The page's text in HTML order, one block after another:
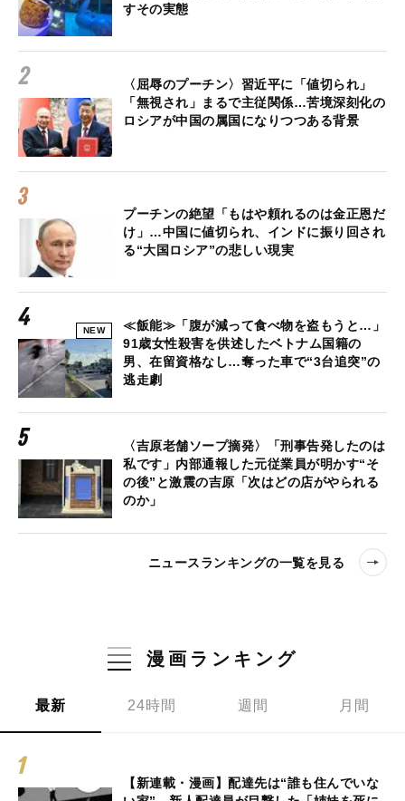
すその実態
〈屈辱のプーチン〉習近平に「値切られ」
「無視され」まるで主従関係…苦境深刻化の
ロシアが中国の属国になりつつある背景
プーチンの絶望「もはや頼れるのは金正恩だ
け」…中国に値切られ、インドに振り回され
る“大国ロシア”の悲しい現実
NEW
≪飯能≫「腹が減って食べ物を盗もうと…」
91歳女性殺害を供述したベトナム国籍の
男、在留資格なし…奪った車で“3台追突”の
逃走劇
〈吉原老舗ソープ摘発〉「刑事告発したのは
私です」内部通報した元従業員が明かす“そ
の後”と激震の吉原「次はどの店がやられる
のか」
ニュースランキングの一覧を見る
漫画ランキング
最新 24時間 週間 月間
【新連載・漫画】配達先は“誰も住んでいな